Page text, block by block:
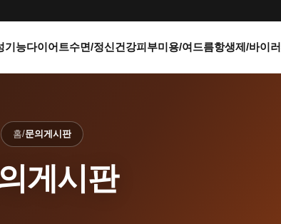
기능다이어트수면/정신건강피부미용/여드름항생제/바이
홈/문의게시판
게시판